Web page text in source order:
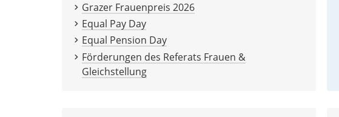
Grazer Frauenpreis 2026
Equal Pay Day
Equal Pension Day
Förderungen des Referats Frauen &
Gleichstellung